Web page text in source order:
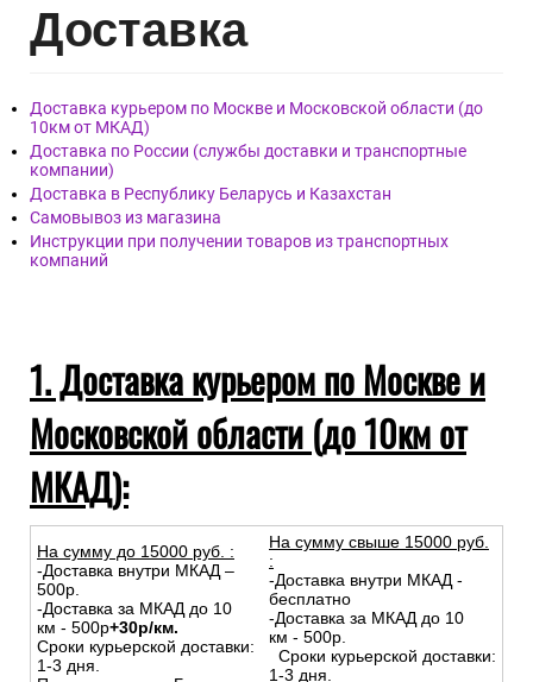
Доставка
Доставка курьером по Москве и Московской области (до
10км от МКАД)
Доставка по России (службы доставки и транспортные
компании)
Доставка в Республику Беларусь и Казахстан
Самовывоз из магазина
Инструкции при получении товаров из транспортных
компаний
1. Доставка курьером по Москве и
Московской области (до 10км от
МКАД):
На сумму до 15000 руб. :
-Доставка внутри МКАД –
500р.
-Доставка за МКАД до 10
км - 500р+30р/км.
Сроки курьерской доставки:
1-3 дня.
На сумму свыше 15000 руб.
:
-Доставка внутри МКАД -
бесплатно
-Доставка за МКАД до 10
км - 500р.
Сроки курьерской доставки:
1-3 дня.